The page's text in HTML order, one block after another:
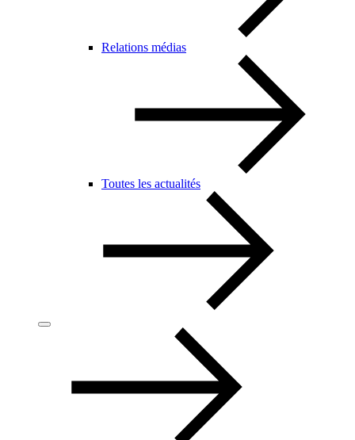
Relations médias
Toutes les actualités